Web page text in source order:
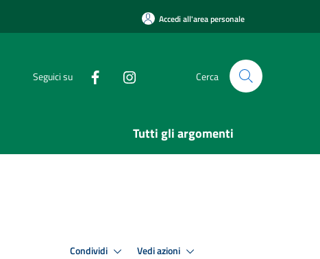
Accedi all'area personale
Seguici su Cerca
Tutti gli argomenti
Condividi Vedi azioni